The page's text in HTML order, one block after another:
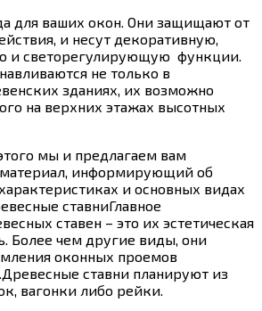
для ваших окон. Они защищают от
и несут декоративную,
и светорегулирующую функции.
не только в
зданиях, их возможно
на верхних этажах высотных
мы и предлагаем вам
информирующий об
и основных видах
ставниГлавное
ставен – это их эстетическая
Более чем другие виды, они
оконных проемов
ставни планируют из
вагонки либо рейки.